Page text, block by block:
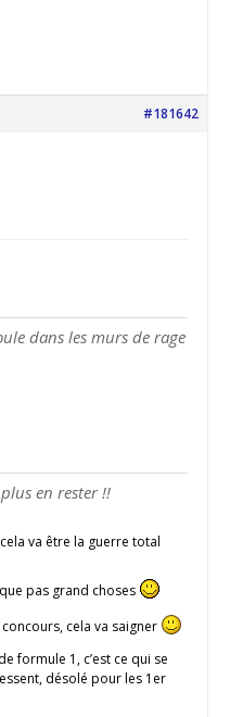
#181642
dans les murs de rage
en rester !!
va être la guerre total
pas grand choses
cela va saigner
formule 1, c’est ce qui se
désolé pour les 1er